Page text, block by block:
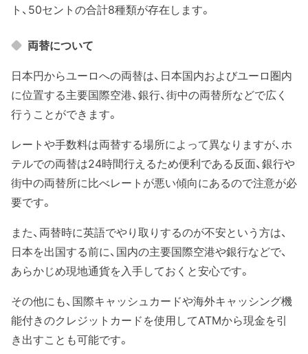
ト、50セントの合計8種類が存在します。
両替について
日本円からユーロへの両替は、日本国内およびユーロ圏内
に位置する主要国際空港、銀行、街中の両替所などで広く
行うことができます。
レートや手数料は両替する場所によって異なりますが、ホ
テルでの両替は24時間行えるため便利である反面、銀行や
街中の両替所に比べレートが悪い傾向にあるので注意が必
要です。
また、両替時に英語でやり取りするのが不安という方は、
日本を出国する前に、国内の主要国際空港や銀行などで、
あらかじめ現地通貨を入手しておくと安心です。
その他にも、国際キャッシュカードや海外キャッシング機
能付きのクレジットカードを使用してATMから現金を引
き出すことも可能です。